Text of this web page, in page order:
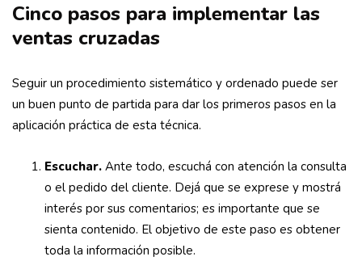
Cinco pasos para implementar las
ventas cruzadas
Seguir un procedimiento sistemático y ordenado puede ser
un buen punto de partida para dar los primeros pasos en la
aplicación práctica de esta técnica.
Escuchar. Ante todo, escuchá con atención la consulta
o el pedido del cliente. Dejá que se exprese y mostrá
interés por sus comentarios; es importante que se
sienta contenido. El objetivo de este paso es obtener
toda la información posible.